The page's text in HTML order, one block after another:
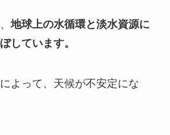
地球上の水循環と淡水資源に
しています。
よって、天候が不安定にな